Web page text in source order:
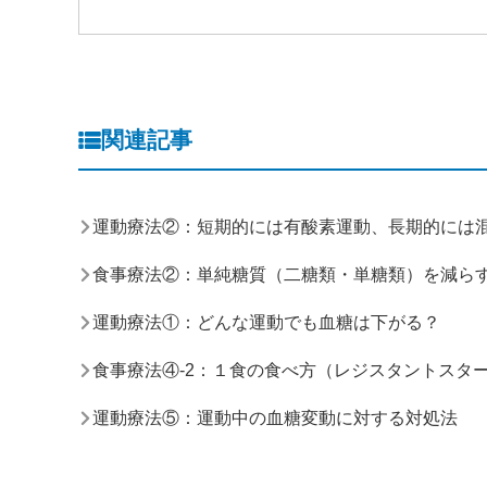
関連記事
運動療法②：短期的には有酸素運動、長期的には
食事療法②：単純糖質（二糖類・単糖類）を減ら
運動療法①：どんな運動でも血糖は下がる？
食事療法④-2：１食の食べ方（レジスタントスター
運動療法⑤：運動中の血糖変動に対する対処法